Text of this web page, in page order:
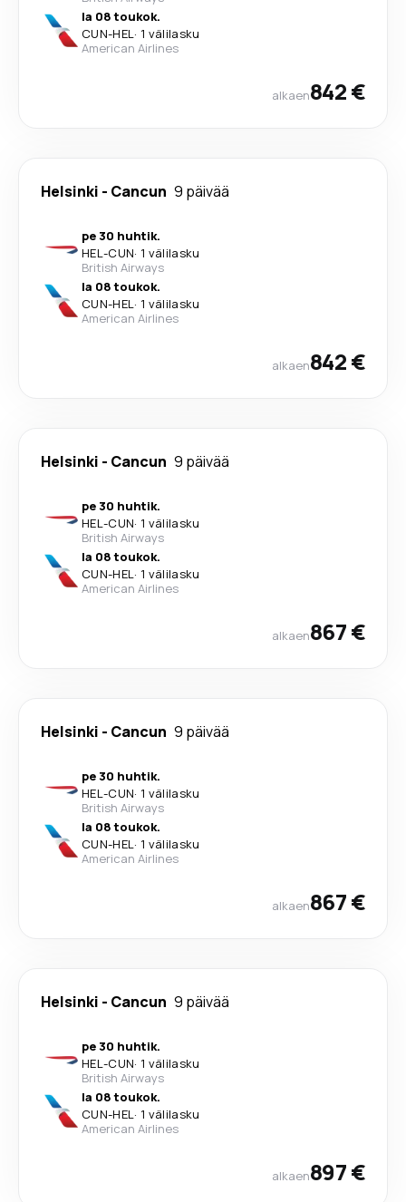
la 08 toukok.
CUN-HEL· 1 välilasku
American Airlines
alkaen842 €
Helsinki - Cancun 9 päivää
pe 30 huhtik.
HEL-CUN· 1 välilasku
British Airways
la 08 toukok.
CUN-HEL· 1 välilasku
American Airlines
alkaen842 €
Helsinki - Cancun 9 päivää
pe 30 huhtik.
HEL-CUN· 1 välilasku
British Airways
la 08 toukok.
CUN-HEL· 1 välilasku
American Airlines
alkaen867 €
Helsinki - Cancun 9 päivää
pe 30 huhtik.
HEL-CUN· 1 välilasku
British Airways
la 08 toukok.
CUN-HEL· 1 välilasku
American Airlines
alkaen867 €
Helsinki - Cancun 9 päivää
pe 30 huhtik.
HEL-CUN· 1 välilasku
British Airways
la 08 toukok.
CUN-HEL· 1 välilasku
American Airlines
alkaen897 €